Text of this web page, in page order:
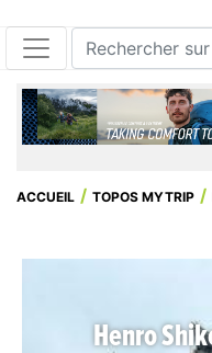
ACCUEIL TOPOS MYTRIP
Henro